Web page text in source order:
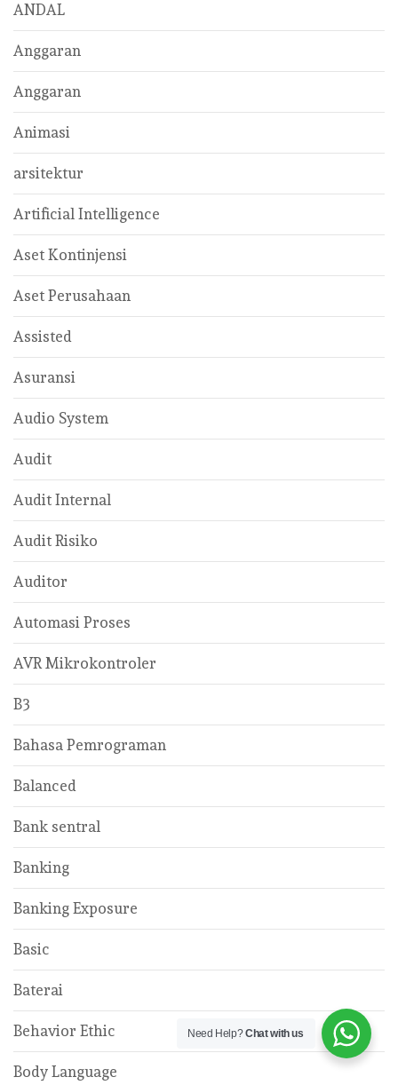
ANDAL
Anggaran
Anggaran
Animasi
arsitektur
Artificial Intelligence
Aset Kontinjensi
Aset Perusahaan
Assisted
Asuransi
Audio System
Audit
Audit Internal
Audit Risiko
Auditor
Automasi Proses
AVR Mikrokontroler
B3
Bahasa Pemrograman
Balanced
Bank sentral
Banking
Banking Exposure
Basic
Baterai
Behavior Ethic
Body Language
Need Help?Chat with us